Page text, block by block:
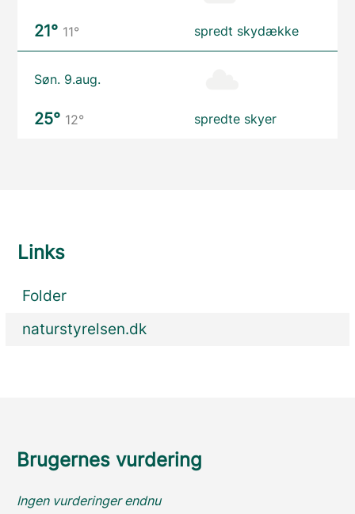
21° 11° spredt skydække
Søn. 9.aug.
25° 12° spredte skyer
Links
Folder
naturstyrelsen.dk
Brugernes vurdering
Ingen vurderinger endnu